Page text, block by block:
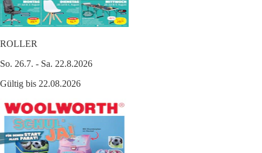
ROLLER
So. 26.7. - Sa. 22.8.2026
Gültig bis 22.08.2026